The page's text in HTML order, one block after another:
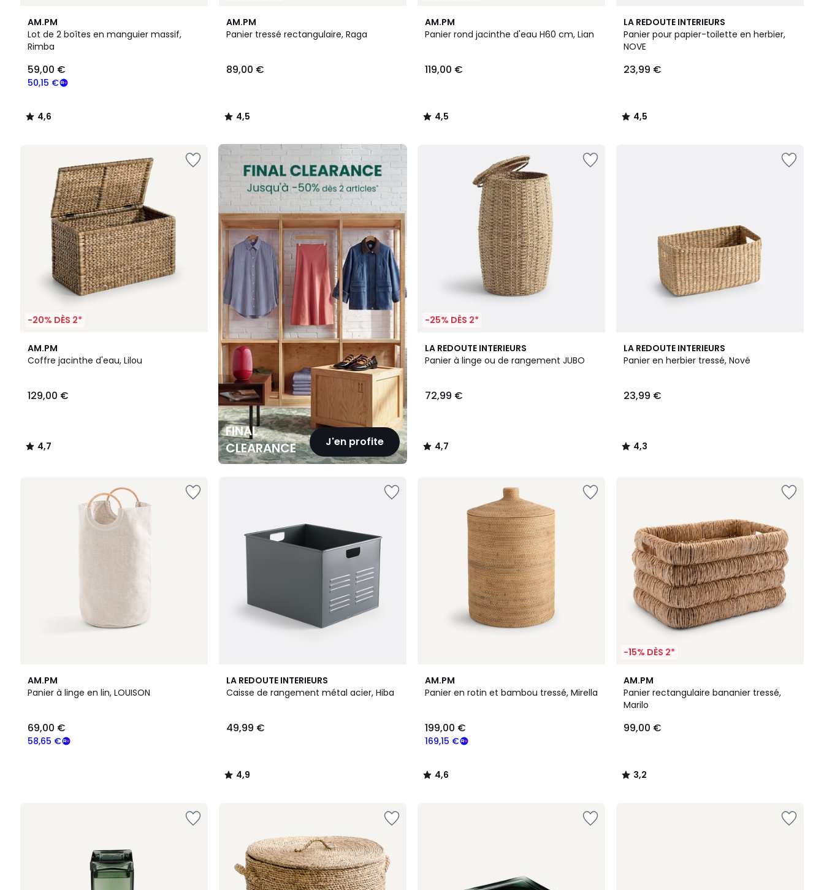
AM.PM
Lot de 2 boîtes en manguier massif,
Rimba
€
souscrivez
programme
50,15 €
59,00 €
4,6
/ 5
4,6
/
AM.PM
Panier tressé rectangulaire, Raga
89,00 €
4,5
/ 5
4,5
/
AM.PM
Panier rond jacinthe d'eau H60 cm, Lian
119,00 €
4,5
/ 5
4,5
/
LA REDOUTE INTERIEURS
Panier pour papier-toilette en herbier,
NOVE
23,99 €
4,5
/ 5
4,5
/
-20% DÈS 2*
AM.PM
Coffre jacinthe d'eau, Lilou
129,00 €
4,7
/ 5
4,7
/
FINAL
CLEARANCE
J'en profite
FINAL
CLEARANCE
-25% DÈS 2*
LA REDOUTE INTERIEURS
Panier à linge ou de rangement JUBO
72,99 €
4,7
/ 5
4,7
/
LA REDOUTE INTERIEURS
Panier en herbier tressé, Nové
23,99 €
4,3
/ 5
4,3
/
AM.PM
Panier à linge en lin, LOUISON
58,65 €
69,00 €
LA REDOUTE INTERIEURS
Caisse de rangement métal acier, Hiba
49,99 €
4,9
/ 5
4,9
/
AM.PM
Panier en rotin et bambou tressé, Mirella
169,15 €
199,00 €
4,6
/ 5
4,6
/
-15% DÈS 2*
AM.PM
Panier rectangulaire bananier tressé,
Marilo
99,00 €
3,2
/ 5
3,2
/